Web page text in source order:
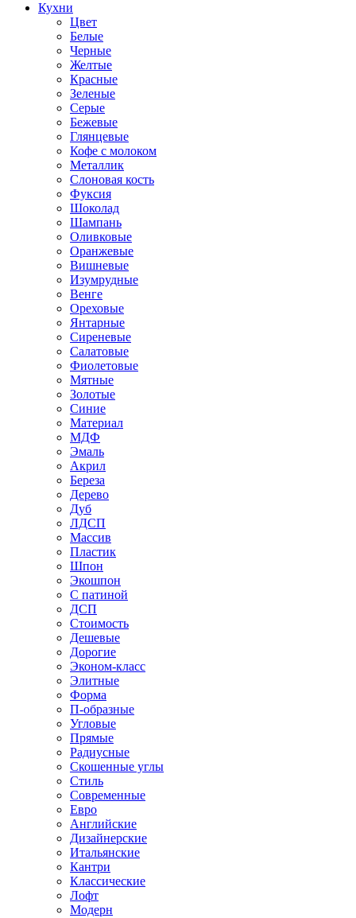
Кухни
Цвет
Белые
Черные
Желтые
Красные
Зеленые
Серые
Бежевые
Глянцевые
Кофе с молоком
Металлик
Слоновая кость
Фуксия
Шоколад
Шампань
Оливковые
Оранжевые
Вишневые
Изумрудные
Венге
Ореховые
Янтарные
Сиреневые
Салатовые
Фиолетовые
Мятные
Золотые
Синие
Материал
МДФ
Эмаль
Акрил
Береза
Дерево
Дуб
ЛДСП
Массив
Пластик
Шпон
Экошпон
С патиной
ДСП
Стоимость
Дешевые
Дорогие
Эконом-класс
Элитные
Форма
П-образные
Угловые
Прямые
Радиусные
Скошенные углы
Стиль
Современные
Евро
Английские
Дизайнерские
Итальянские
Кантри
Классические
Лофт
Модерн